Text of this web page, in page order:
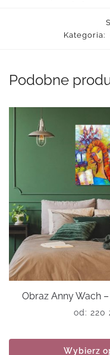
Kategoria:
Podobne
Obraz Anny Wach
od: 220
Wybierz